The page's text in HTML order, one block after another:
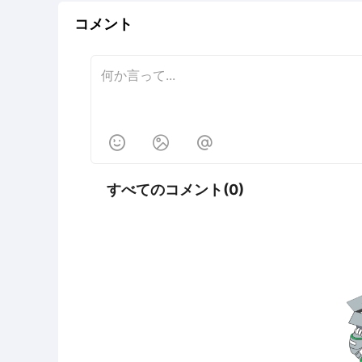
コメント
  
すべてのコメント(0)